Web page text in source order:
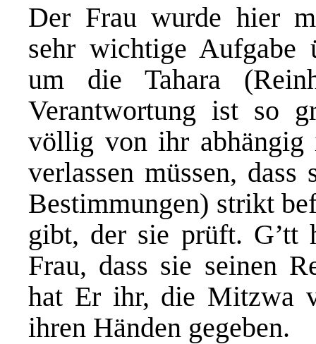
Der Frau wurde hier
sehr wichtige Aufgabe
um die Tahara
Verantwortung ist so
völlig von ihr abhängig
verlassen müssen,
Bestimmungen) strikt
gibt, der sie prüft. G’tt
Frau, dass sie seinen
hat Er ihr, die Mitzwa
ihren Händen gegeben.